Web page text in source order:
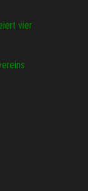
vier